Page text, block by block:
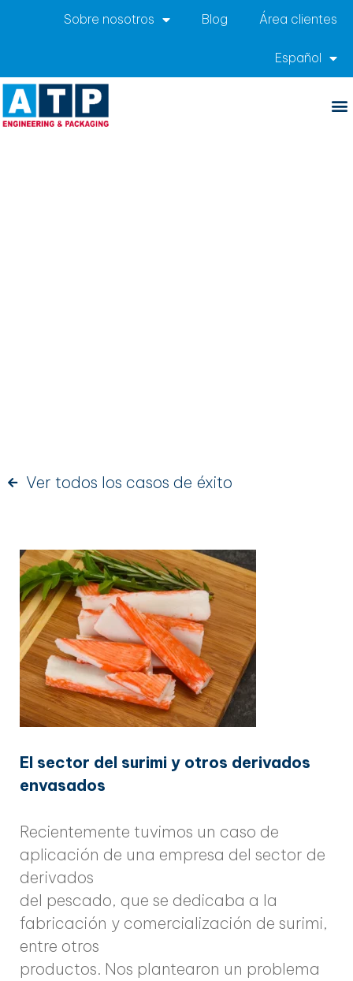
Sobre nosotros Blog Área clientes
Español
Línea de picking para
Ver todos los casos de éxito
El sector del surimi y otros derivados
envasados
Recientemente tuvimos un caso de
aplicación de una empresa del sector de
derivados
del pescado, que se dedicaba a la
fabricación y comercialización de surimi,
entre otros
productos. Nos plantearon un problema